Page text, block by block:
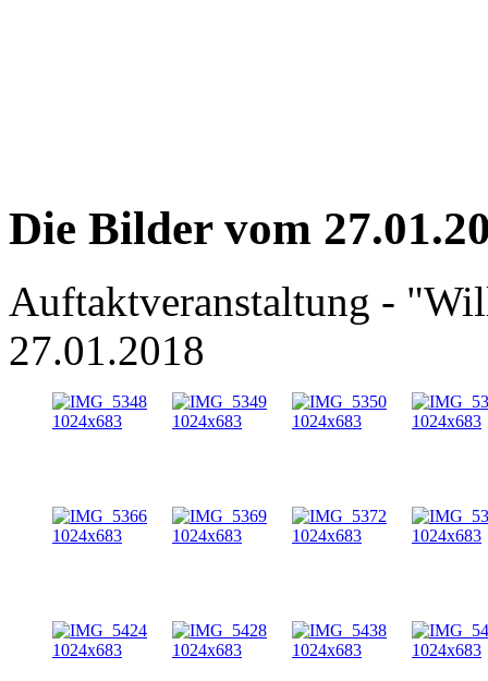
Die Bilder vom
Auftaktveranstaltung -
27.01.2018